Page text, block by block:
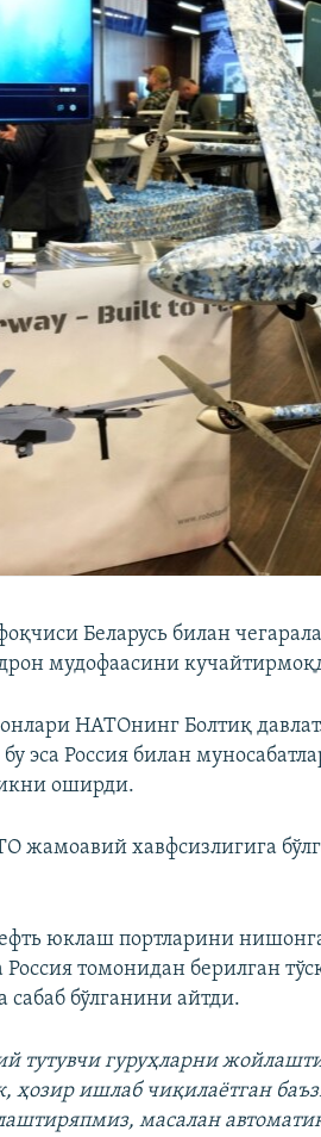
Беларусь билан
мудофаасини
НАТОнинг Болтиқ
эса Россия билан
оширди.
хавфсизлигига
юклаш портларини
томонидан берилган
бўлганини айтди.
тутувчи гуруҳларни
ишлаб чиқилаётган
масалан